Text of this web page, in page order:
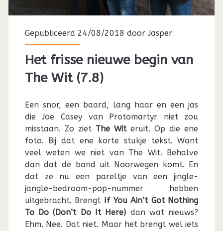
Gepubliceerd 24/08/2018 doorJasper
Het frisse nieuwe begin van
The Wit (7.8)
Een snor, een baard, lang haar en een jas
die Joe Casey van Protomartyr niet zou
misstaan. Zo ziet The Witeruit. Op die ene
foto. Bij dat ene korte stukje tekst. Want
veel weten we niet van The Wit. Behalve
dan dat de band uit Noorwegen komt. En
dat ze nu een pareltje van een jingle-
jangle-bedroom-pop-nummer hebben
uitgebracht. Brengt
If You Ain’t Got Nothing
To Do (Don’t Do It Here) dan wat nieuws?
Ehm. Nee. Dat niet. Maar het brengt wel iets